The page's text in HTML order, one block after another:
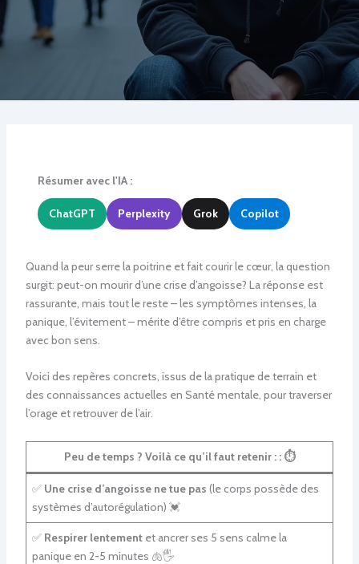
Résumer avec l'IA :
ChatGPT Perplexity Grok Copilot
Quand la peur serre la poitrine et fait courir le cœur, la question
surgit: peut-on mourir d’une crise d’angoisse? La réponse est
rassurante, mais tout le reste – les symptômes intenses, la
panique, l’évitement – mérite d’être compris et pris en charge
avec bon sens.
Voici des repères concrets, issus de la pratique de terrain et
des connaissances actuelles en Santé mentale, pour traverser
l’orage et retrouver de l’air.
Peu de temps ? Voilà ce qu’il faut retenir : :⏱️
✅ Une crise d’angoisse ne tue pas (le corps possède des
systèmes d’autorégulation) 💓
✅ Respirer lentementet ancrer ses 5 sens calme la
panique en 2-5 minutes 🫁🖐️